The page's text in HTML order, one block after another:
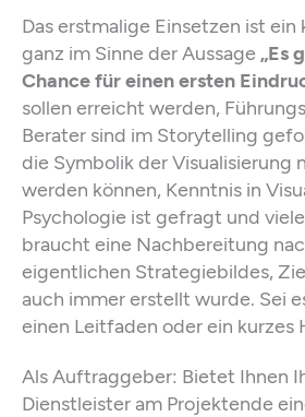
Das erstmalige Einsetzen ist
ganz im Sinne der Aussage „Es
Chance für einen ersten
sollen erreicht werden,
Berater sind im Storytelling
die Symbolik der Visualisierung
werden können, Kenntnis in
Psychologie ist gefragt und
braucht eine Nachbereitung
eigentlichen Strategiebildes,
auch immer erstellt wurde. Sei
einen Leitfaden oder ein kurzes
Als Auftraggeber: Bietet Ihnen
Dienstleister am Projektende